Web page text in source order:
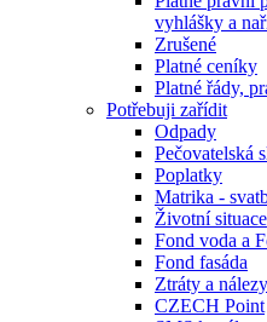
vyhlášky a
Zrušené
Platné ceníky
Platné řády,
Potřebuji zařídit
Odpady
Pečovatelská
Poplatky
Matrika -
Životní situace
Fond voda a
Fond fasáda
Ztráty a nálezy
CZECH Point